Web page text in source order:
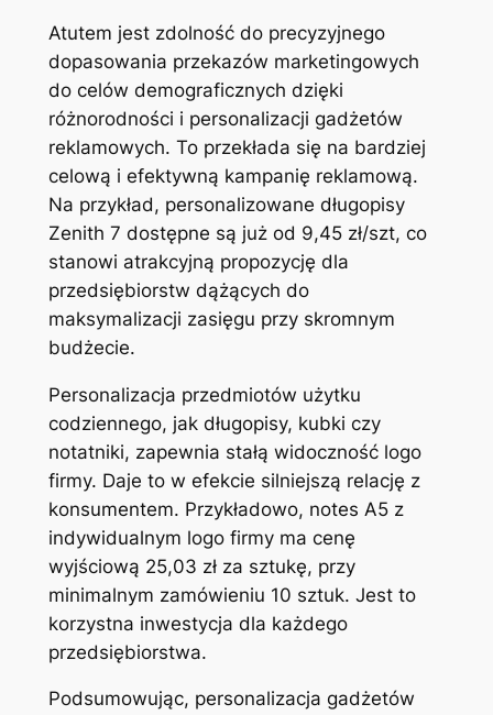
Atutem jest zdolność do precyzyjnego
dopasowania przekazów marketingowych
do celów demograficznych dzięki
różnorodności i personalizacji gadżetów
reklamowych. To przekłada się na bardziej
celową i efektywną kampanię reklamową.
Na przykład, personalizowane długopisy
Zenith 7 dostępne są już od 9,45 zł/szt, co
stanowi atrakcyjną propozycję dla
przedsiębiorstw dążących do
maksymalizacji zasięgu przy skromnym
budżecie.
Personalizacja przedmiotów użytku
codziennego, jak długopisy, kubki czy
notatniki, zapewnia stałą widoczność logo
firmy. Daje to w efekcie silniejszą relację z
konsumentem. Przykładowo, notes A5 z
indywidualnym logo firmy ma cenę
wyjściową 25,03 zł za sztukę, przy
minimalnym zamówieniu 10 sztuk. Jest to
korzystna inwestycja dla każdego
przedsiębiorstwa.
Podsumowując, personalizacja gadżetów